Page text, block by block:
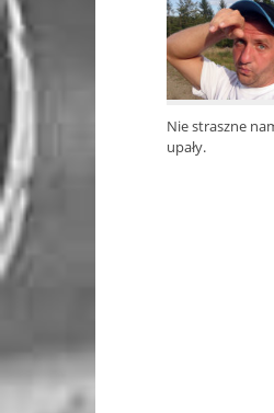
Nie straszne
upały.